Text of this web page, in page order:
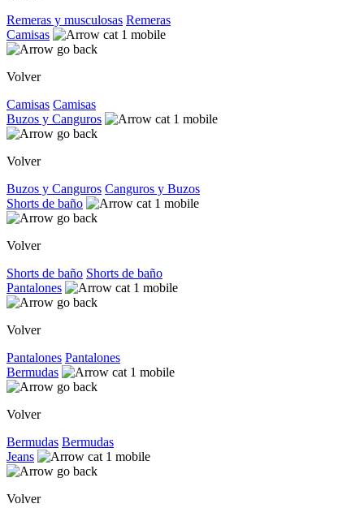
Remeras y musculosas Remeras
Camisas
Volver
Camisas Camisas
Buzos y Canguros
Volver
Buzos y Canguros Canguros y Buzos
Shorts de baño
Volver
Shorts de baño Shorts de baño
Pantalones
Volver
Pantalones Pantalones
Bermudas
Volver
Bermudas Bermudas
Jeans
Volver